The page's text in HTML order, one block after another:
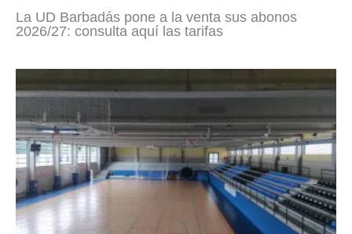
La UD Barbadás pone a la venta sus abonos
2026/27: consulta aquí las tarifas